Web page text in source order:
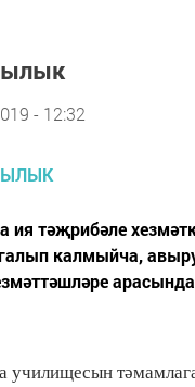
- 12:32
ия тәҗрибәле
калмыйча,
училищесын